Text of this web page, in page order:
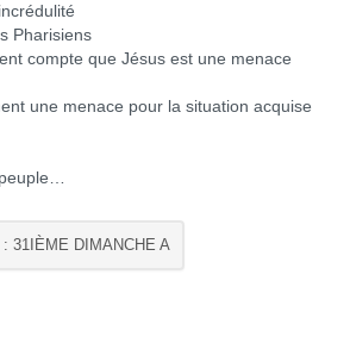
Pharisiens
compte que Jésus est une menace
une menace pour la situation acquise
: 31IÈME DIMANCHE A